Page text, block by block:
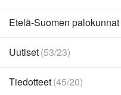
Etelä-Suomen palokunnat
Uutiset(53/23)
Tiedotteet(45/20)